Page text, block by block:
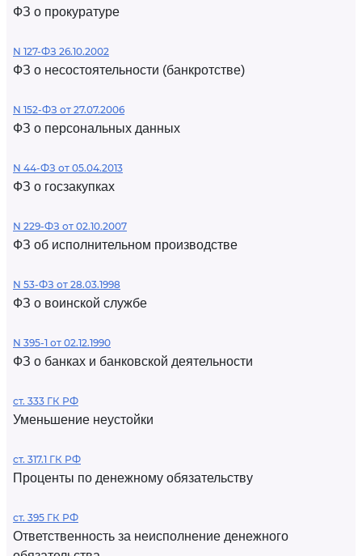
ФЗ о прокуратуре
N 127-ФЗ 26.10.2002
ФЗ о несостоятельности (банкротстве)
N 152-ФЗ от 27.07.2006
ФЗ о персональных данных
N 44-ФЗ от 05.04.2013
ФЗ о госзакупках
N 229-ФЗ от 02.10.2007
ФЗ об исполнительном производстве
N 53-ФЗ от 28.03.1998
ФЗ о воинской службе
N 395-1 от 02.12.1990
ФЗ о банках и банковской деятельности
ст. 333 ГК РФ
Уменьшение неустойки
ст. 317.1 ГК РФ
Проценты по денежному обязательству
ст. 395 ГК РФ
Ответственность за неисполнение денежного